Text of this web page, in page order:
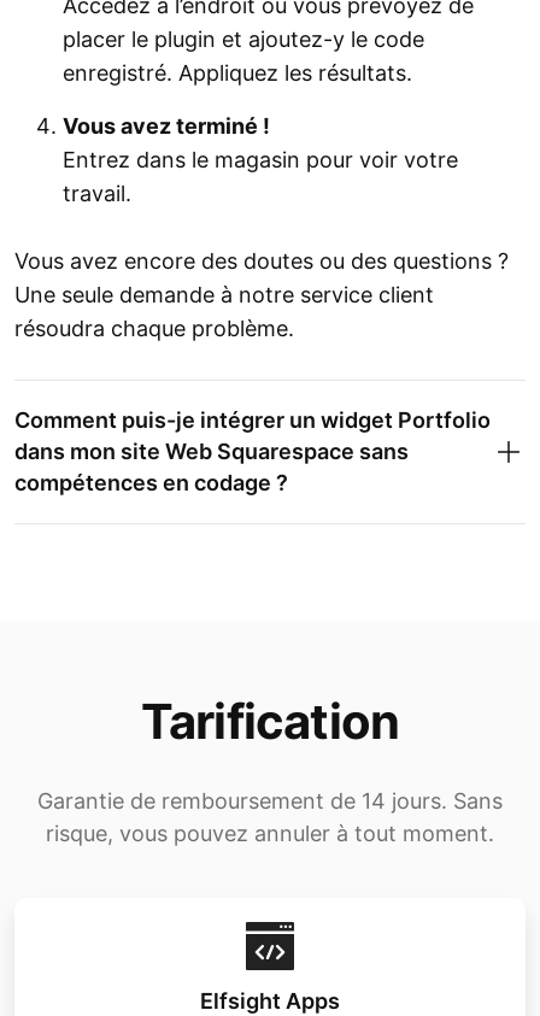
Accédez à l’endroit où vous prévoyez de
placer le plugin et ajoutez-y le code
enregistré. Appliquez les résultats.
Vous avez terminé !
Entrez dans le magasin pour voir votre
travail.
Vous avez encore des doutes ou des questions ?
Une seule demande à notre service client
résoudra chaque problème.
Comment puis-je intégrer un widget Portfolio
dans mon site Web Squarespace sans
compétences en codage ?
Tarification
Garantie de remboursement de 14 jours. Sans
risque, vous pouvez annuler à tout moment.
Elfsight Apps